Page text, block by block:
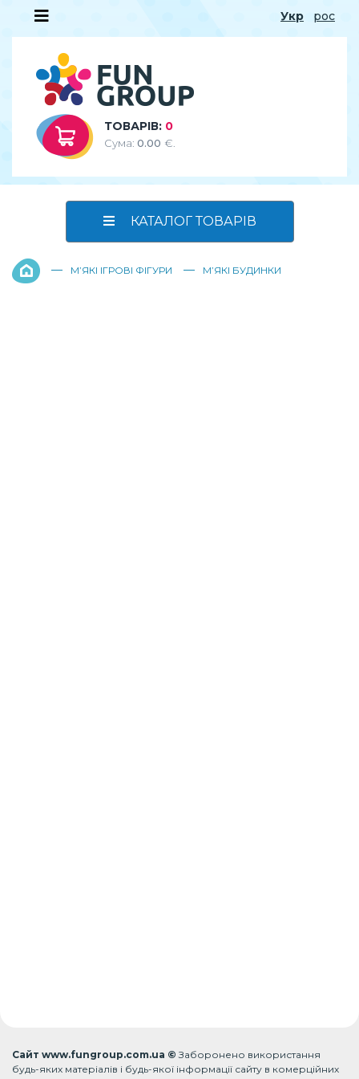
Укр рос
ТОВАРІВ: 0
Сума: 0.00 €.
КАТАЛОГ ТОВАРІВ
— М’ЯКІ ІГРОВІ ФІГУРИ — М’ЯКІ БУДИНКИ
Сайт www.fungroup.com.ua ©Заборонено використання
будь-яких матеріалів і будь-якої інформації сайту в комерційних